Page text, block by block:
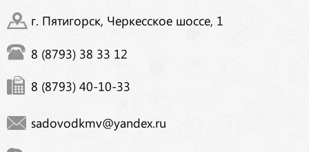
г. Пятигорск, Черкесское шоссе, 1
8 (8793) 38 33 12
8 (8793) 40-10-33
sadovodkmv@yandex.ru